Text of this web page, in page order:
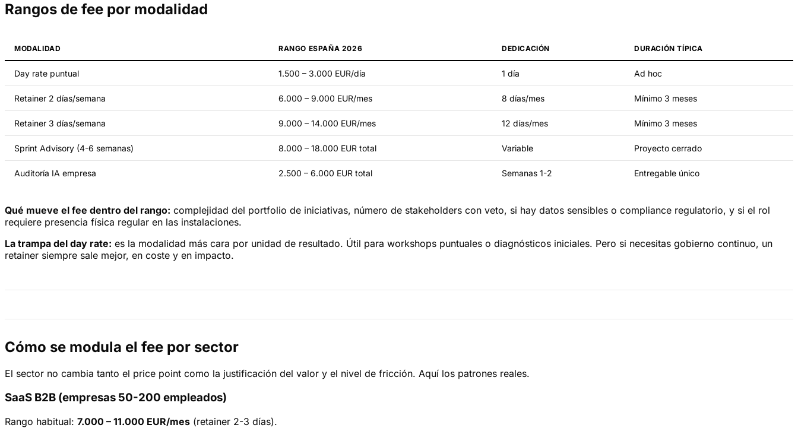
Rangos de fee por modalidad
MODALIDAD RANGO ESPAÑA 2026 DEDICACIÓN DURACIÓN TÍPICA
Day rate puntual 1.500 – 3.000 EUR/día 1 día Ad hoc
Retainer 2 días/semana 6.000 – 9.000 EUR/mes 8 días/mes Mínimo 3 meses
Retainer 3 días/semana 9.000 – 14.000 EUR/mes 12 días/mes Mínimo 3 meses
Sprint Advisory (4-6 semanas) 8.000 – 18.000 EUR total Variable Proyecto cerrado
Auditoría IA empresa 2.500 – 6.000 EUR total Semanas 1-2 Entregable único
Qué mueve el fee dentro del rango: complejidad del portfolio de iniciativas, número de stakeholders con veto, si hay datos sensibles o compliance regulatorio, y si el rol
requiere presencia física regular en las instalaciones.
La trampa del day rate: es la modalidad más cara por unidad de resultado. Útil para workshops puntuales o diagnósticos iniciales. Pero si necesitas gobierno continuo, un
retainer siempre sale mejor, en coste y en impacto.
Cómo se modula el fee por sector
El sector no cambia tanto el price point como la justificación del valor y el nivel de fricción. Aquí los patrones reales.
SaaS B2B (empresas 50-200 empleados)
Rango habitual: 7.000 – 11.000 EUR/mes (retainer 2-3 días).